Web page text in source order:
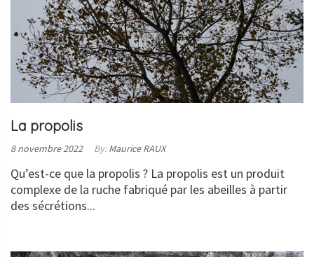
La propolis
Posted
8 novembre 2022 By: Maurice RAUX
Qu’est-ce que la propolis ? La propolis est un produit
complexe de la ruche fabriqué par les abeilles à partir
des sécrétions...